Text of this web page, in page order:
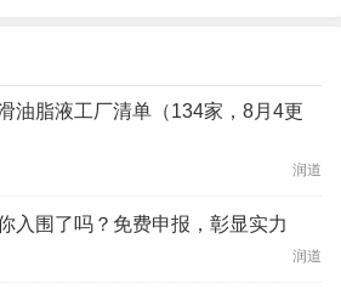
油脂液工厂清单（134家，8月4更
润道
入围了吗？免费申报，彰显实力
润道